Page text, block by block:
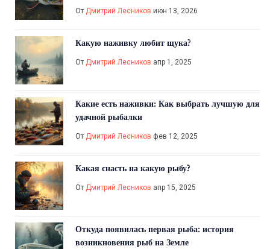
От Дмитрий Лесников июн 13, 2026
Какую наживку любит щука?
От Дмитрий Лесников апр 1, 2025
Какие есть наживки: Как выбрать лучшую для
удачной рыбалки
От Дмитрий Лесников фев 12, 2025
Какая снасть на какую рыбу?
От Дмитрий Лесников апр 15, 2025
Откуда появилась первая рыба: история
возникновения рыб на Земле